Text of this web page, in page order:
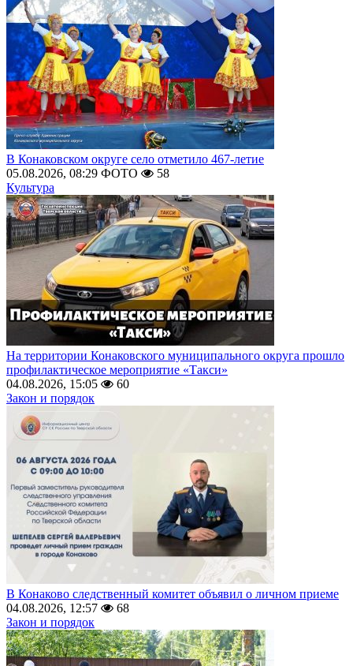
В Конаковском округе село отметило 467-летие
05.08.2026, 08:29 ФОТО
58
Культура
На территории Конаковского муниципального округа прошло
профилактическое мероприятие «Такси»
04.08.2026, 15:05
60
Закон и порядок
В Конаково следственный комитет объявил о личном приеме
04.08.2026, 12:57
68
Закон и порядок